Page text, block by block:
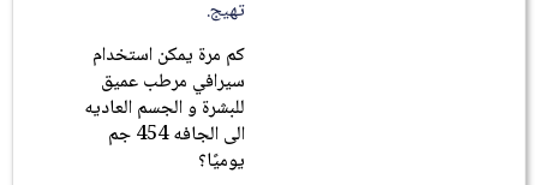
كم مرة يمكن استخدام
سيرافي مرطب عميق
للبشرة و الجسم العاديه
الى الجافه 454 جم
يوميًا؟